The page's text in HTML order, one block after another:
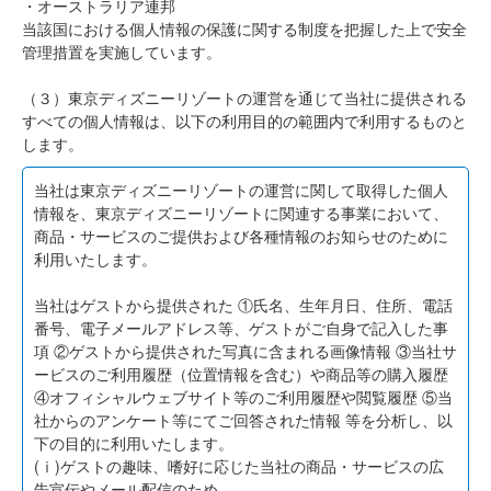
・オーストラリア連邦
当該国における個人情報の保護に関する制度を把握した上で安全
管理措置を実施しています。
（３）東京ディズニーリゾートの運営を通じて当社に提供される
すべての個人情報は、以下の利用目的の範囲内で利用するものと
します。
当社は東京ディズニーリゾートの運営に関して取得した個人
情報を、東京ディズニーリゾートに関連する事業において、
商品・サービスのご提供および各種情報のお知らせのために
利用いたします。
当社はゲストから提供された ①氏名、生年月日、住所、電話
番号、電子メールアドレス等、ゲストがご自身で記入した事
項 ②ゲストから提供された写真に含まれる画像情報 ③当社サ
ービスのご利用履歴（位置情報を含む）や商品等の購入履歴
④オフィシャルウェブサイト等のご利用履歴や閲覧履歴 ⑤当
社からのアンケート等にてご回答された情報 等を分析し、以
下の目的に利用いたします。
(ⅰ)ゲストの趣味、嗜好に応じた当社の商品・サービスの広